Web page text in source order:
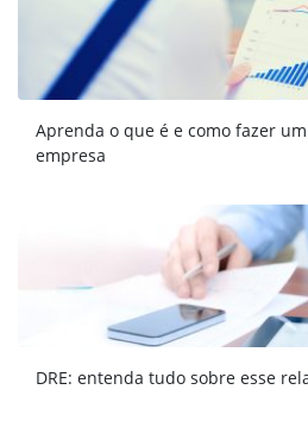
Aprenda o que é e como fazer
empresa
DRE: entenda tudo sobre esse